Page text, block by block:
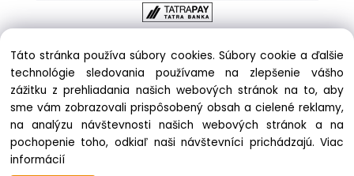
Copyright © 2017 kreativnypapier.sk, All rights reserved |
hajekova@kreativnypapier.sk| Beckovská 38/A, 831 04
Bratislava
Odstúpenie od zmluvy:
Táto stránka používa súbory cookies. Súbory cookie a ďalšie
technológie sledovania používame na zlepšenie vášho
zážitku z prehliadania našich webových stránok na to, aby
sme vám zobrazovali prispôsobený obsah a cielené reklamy,
na analýzu návštevnosti našich webových stránok a na
pochopenie toho, odkiaľ naši návštevníci prichádzajú.Viac
informácií